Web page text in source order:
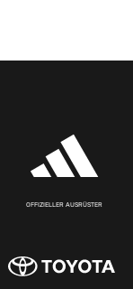
OFFIZIELLER AUSRÜSTER